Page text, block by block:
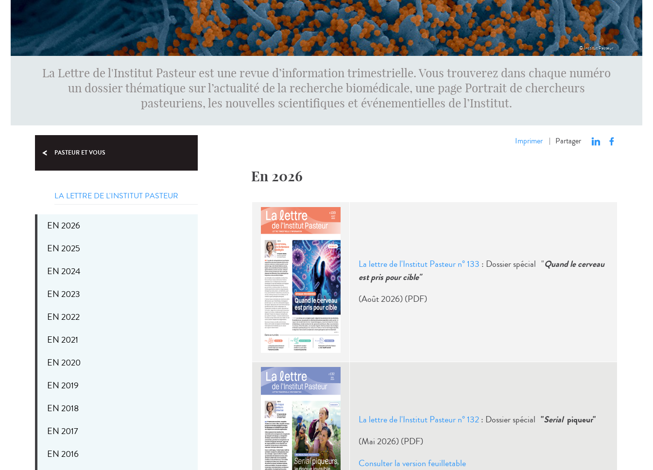
© Institut Pasteur
La Lettre de l'Institut Pasteur est une revue d’information trimestrielle. Vous trouverez dans chaque numéro
un dossier thématique sur l’actualité de la recherche biomédicale, une page Portrait de chercheurs
pasteuriens, les nouvelles scientifiques et événementielles de l’Institut.
PASTEUR ET VOUS
LA LETTRE DE L'INSTITUT PASTEUR
EN 2026
EN 2025
EN 2024
EN 2023
EN 2022
EN 2021
EN 2020
EN 2019
EN 2018
EN 2017
EN 2016
Imprimer | Partager
En 2026
La lettre de l'Institut Pasteur n° 133 : Dossier spécial "Quand le cerveau
est pris pour cible"
(Août 2026) (PDF)
La lettre de l'Institut Pasteur n° 132: Dossier spécial "Serial piqueur"
(Mai 2026) (PDF)
Consulter la version feuilletable